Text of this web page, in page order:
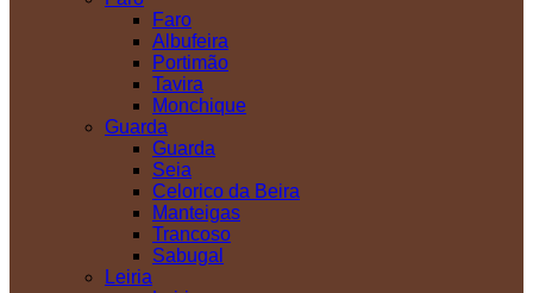
Faro
Albufeira
Portimão
Tavira
Monchique
Guarda
Guarda
Seia
Celorico da Beira
Manteigas
Trancoso
Sabugal
Leiria